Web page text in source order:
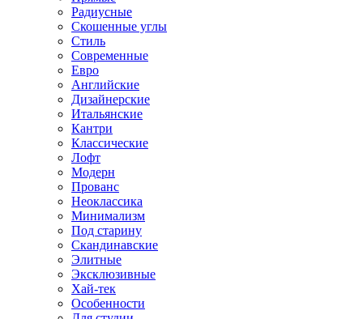
Радиусные
Скошенные углы
Стиль
Современные
Евро
Английские
Дизайнерские
Итальянские
Кантри
Классические
Лофт
Модерн
Прованс
Неоклассика
Минимализм
Под старину
Скандинавские
Элитные
Эксклюзивные
Хай-тек
Особенности